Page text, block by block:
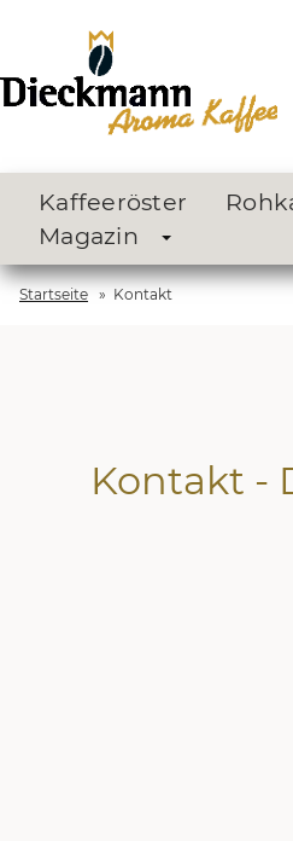
Kaffeeröster
Magazin
Startseite » Kontakt
Kontakt -